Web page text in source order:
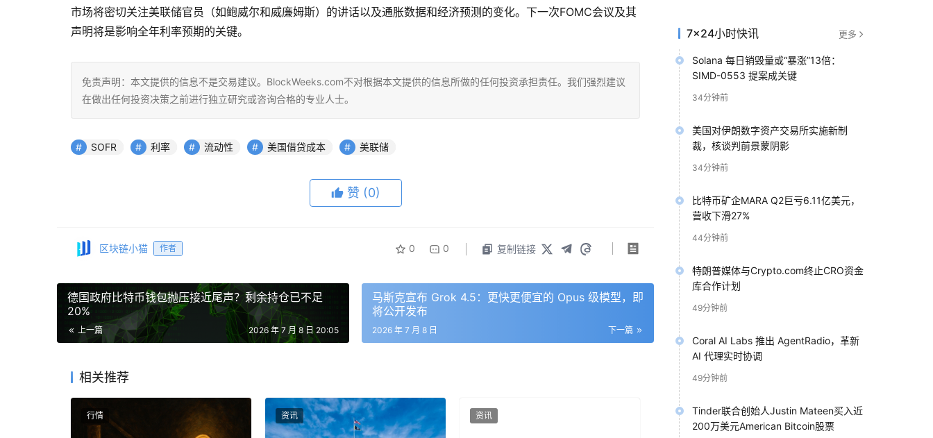
市场将密切关注美联储官员（如鲍威尔和威廉姆斯）的讲话以及通胀数据和经济预测的变化。下一次FOMC会议及其
声明将是影响全年利率预期的关键。
免责声明：本文提供的信息不是交易建议。BlockWeeks.com不对根据本文提供的信息所做的任何投资承担责任。我们强烈建议
在做出任何投资决策之前进行独立研究或咨询合格的专业人士。
SOFR 利率 流动性 美国借贷成本 美联储
赞 (0)
区块链小猫 作者 0 0 复制链接
德国政府比特币钱包抛压接近尾声？剩余持仓已不足
20%
上一篇 2026 年 7 月 8 日 20:05
马斯克宣布 Grok 4.5：更快更便宜的 Opus 级模型，即
将公开发布
下一篇
2026 年 7 月 8 日
相关推荐
行情 资讯 资讯
7×24小时快讯 更多
Solana 每日销毁量或“暴涨”13倍：
SIMD-0553 提案成关键
34分钟前
美国对伊朗数字资产交易所实施新制
裁，核谈判前景蒙阴影
34分钟前
比特币矿企MARA Q2巨亏6.11亿美元，
营收下滑27%
44分钟前
特朗普媒体与Crypto.com终止CRO资金
库合作计划
49分钟前
Coral AI Labs 推出 AgentRadio，革新
AI 代理实时协调
49分钟前
Tinder联合创始人Justin Mateen买入近
200万美元American Bitcoin股票